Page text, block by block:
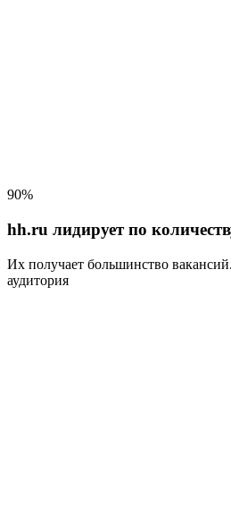
90%
hh.ru лидирует по
Их получает большинство вакансий
аудитория